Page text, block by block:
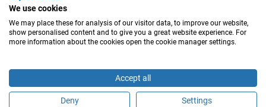
We use cookies
We may place these for analysis of our visitor data, to improve our website,
show personalised content and to give you a great website experience. For
more information about the cookies open the cookie manager settings.
Accept all
Deny Settings